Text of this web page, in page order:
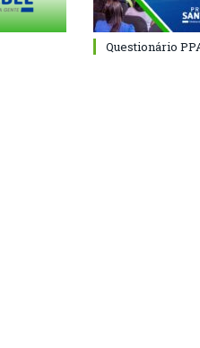
Questionário